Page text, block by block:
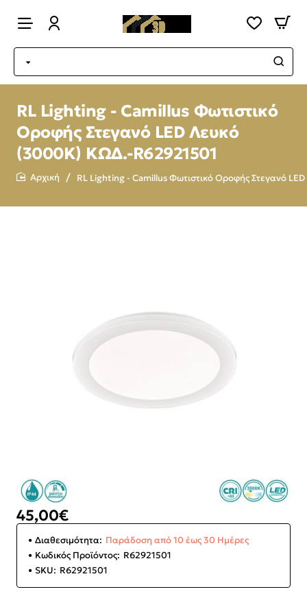
RL Lighting - Camillus Φωτιστικό
Οροφής Στεγανό LED Λευκό
(3000K) ΚΩΔ.-R62921501
RL Lighting - Camillus Φωτιστικό Οροφής Στεγανό
45,00€
Διαθεσιμότητα: Παράδοση από 10 έως 30 Ημέρες
Κωδικός Προϊόντος: R62921501
SKU: R62921501